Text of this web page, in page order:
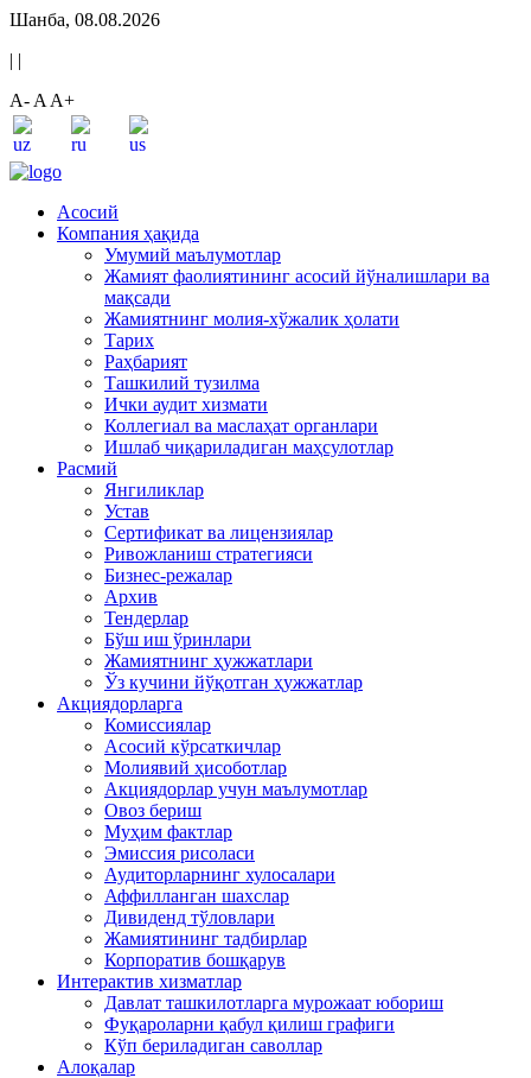
Шанба, 08.08.2026
| |
A- A A+
Асосий
Компания ҳақида
Умумий маълумотлар
Жамият фаолиятининг асосий йўналишлари ва
мақсади
Жамиятнинг молия-хўжалик ҳолати
Тарих
Раҳбарият
Ташкилий тузилма
Ички аудит хизмати
Коллегиал ва маслаҳат органлари
Ишлаб чиқариладиган маҳсулотлар
Расмий
Янгиликлар
Устав
Сертификат ва лицензиялар
Ривожланиш стратегияси
Бизнес-режалар
Архив
Тендерлар
Бўш иш ўринлари
Жамиятнинг ҳужжатлари
Ўз кучини йўқотган ҳужжатлар
Акциядорларга
Комиссиялар
Асосий кўрсаткичлар
Молиявий ҳисоботлар
Акциядорлар учун маълумотлар
Овоз бериш
Муҳим фактлар
Эмиссия рисоласи
Аудиторларнинг хулосалари
Аффилланган шахслар
Дивиденд тўловлари
Жамиятининг тадбирлар
Корпоратив бошқарув
Интерактив хизматлар
Давлат ташкилотларга мурожаат юбориш
Фуқароларни қабул қилиш графиги
Кўп бериладиган саволлар
Алоқалар